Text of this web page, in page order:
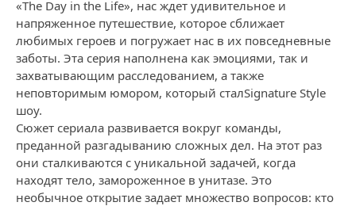
«The Day in the Life», нас ждет удивительное и
напряженное путешествие, которое сближает
любимых героев и погружает нас в их повседневные
заботы. Эта серия наполнена как эмоциями, так и
захватывающим расследованием, а также
неповторимым юмором, который сталSignature Style
шоу.
Сюжет сериала развивается вокруг команды,
преданной разгадыванию сложных дел. На этот раз
они сталкиваются с уникальной задачей, когда
находят тело, замороженное в унитазе. Это
необычное открытие задает множество вопросов: кто